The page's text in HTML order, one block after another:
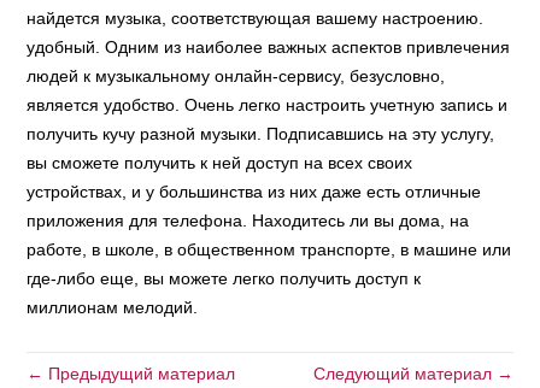
найдется музыка, соответствующая вашему настроению.
удобный. Одним из наиболее важных аспектов привлечения
людей к музыкальному онлайн-сервису, безусловно,
является удобство. Очень легко настроить учетную запись и
получить кучу разной музыки. Подписавшись на эту услугу,
вы сможете получить к ней доступ на всех своих
устройствах, и у большинства из них даже есть отличные
приложения для телефона. Находитесь ли вы дома, на
работе, в школе, в общественном транспорте, в машине или
где-либо еще, вы можете легко получить доступ к
миллионам мелодий.
← Предыдущий материал Следующий материал →